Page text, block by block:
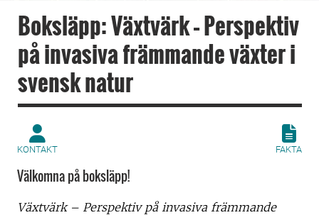
Boksläpp: Växtvärk – Perspektiv
på invasiva främmande växter i
svensk natur
KONTAKT FAKTA
Välkomna på boksläpp!
Växtvärk – Perspektiv på invasiva främmande